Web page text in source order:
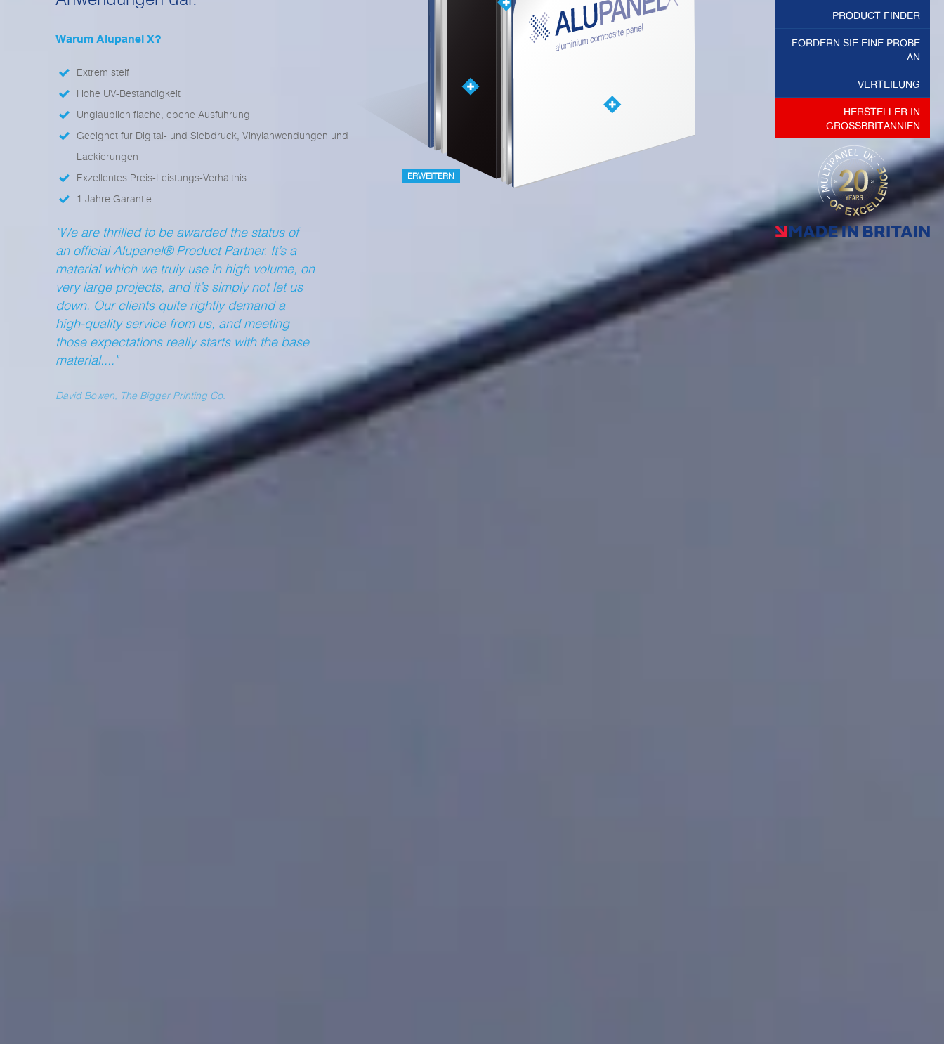
Warum Alupanel X?
Extrem steif
Hohe UV-Beständigkeit
Unglaublich flache, ebene Ausführung
Geeignet für Digital- und Siebdruck, Vinylanwendungen und
Lackierungen
Exzellentes Preis-Leistungs-Verhältnis
1 Jahre Garantie
ERWEITERN
We are thrilled to be awarded the status of
an official Alupanel® Product Partner. It’s a
material which we truly use in high volume, on
very large projects, and it’s simply not let us
down. Our clients quite rightly demand a
high-quality service from us, and meeting
those expectations really starts with the base
material....
David Bowen, The Bigger Printing Co.
PRODUCT FINDER
FORDERN SIE EINE PROBE
AN
VERTEILUNG
HERSTELLER IN
GROSSBRITANNIEN